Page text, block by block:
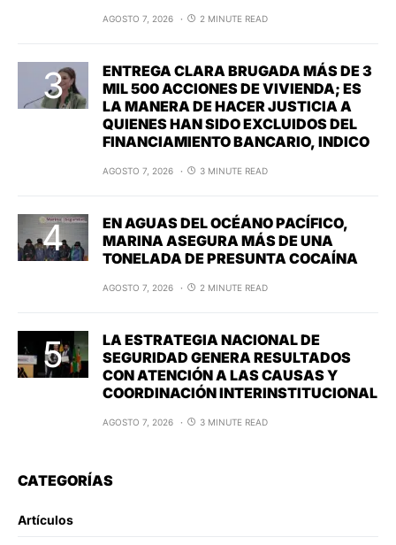
AGOSTO 7, 2026 2 MINUTE READ
ENTREGA CLARA BRUGADA MÁS DE 3
MIL 500 ACCIONES DE VIVIENDA; ES
LA MANERA DE HACER JUSTICIA A
QUIENES HAN SIDO EXCLUIDOS DEL
FINANCIAMIENTO BANCARIO, INDICO
AGOSTO 7, 2026 3 MINUTE READ
EN AGUAS DEL OCÉANO PACÍFICO,
MARINA ASEGURA MÁS DE UNA
TONELADA DE PRESUNTA COCAÍNA
AGOSTO 7, 2026 2 MINUTE READ
LA ESTRATEGIA NACIONAL DE
SEGURIDAD GENERA RESULTADOS
CON ATENCIÓN A LAS CAUSAS Y
COORDINACIÓN INTERINSTITUCIONAL
AGOSTO 7, 2026 3 MINUTE READ
CATEGORÍAS
Artículos